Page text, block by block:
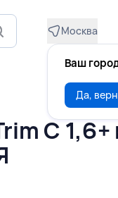
Москва
Ваш
Да,
С 1,6+